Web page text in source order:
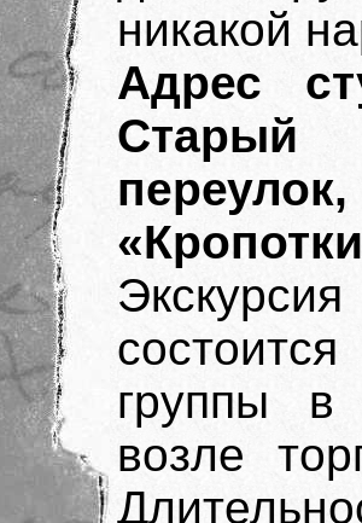
никакой
Адрес
Старый
группы в
возле